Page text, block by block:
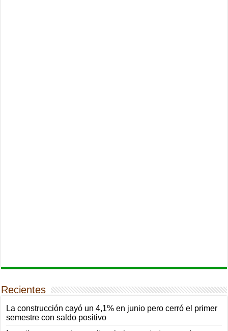
Recientes
La construcción cayó un 4,1% en junio pero cerró el primer
semestre con saldo positivo